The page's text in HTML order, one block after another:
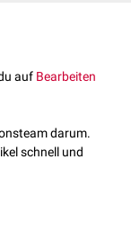
auf Bearbeiten
darum.
schnell und